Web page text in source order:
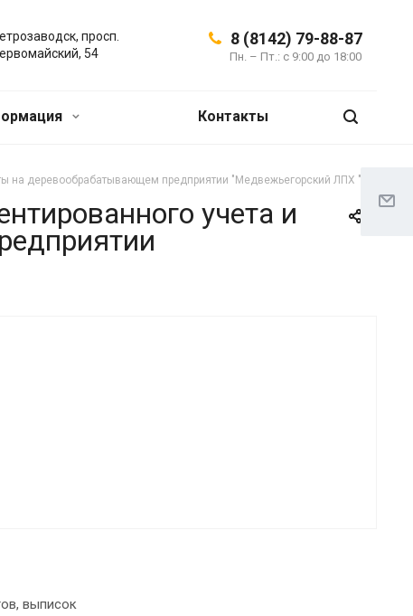
8 (8142) 79-88-87
Пн. – Пт.: с 9:00 до 18:00
просп.
54
Контакты
на деревообрабатывающем предприятии "Медвежьегорский ЛПХ "
учета и
выписок